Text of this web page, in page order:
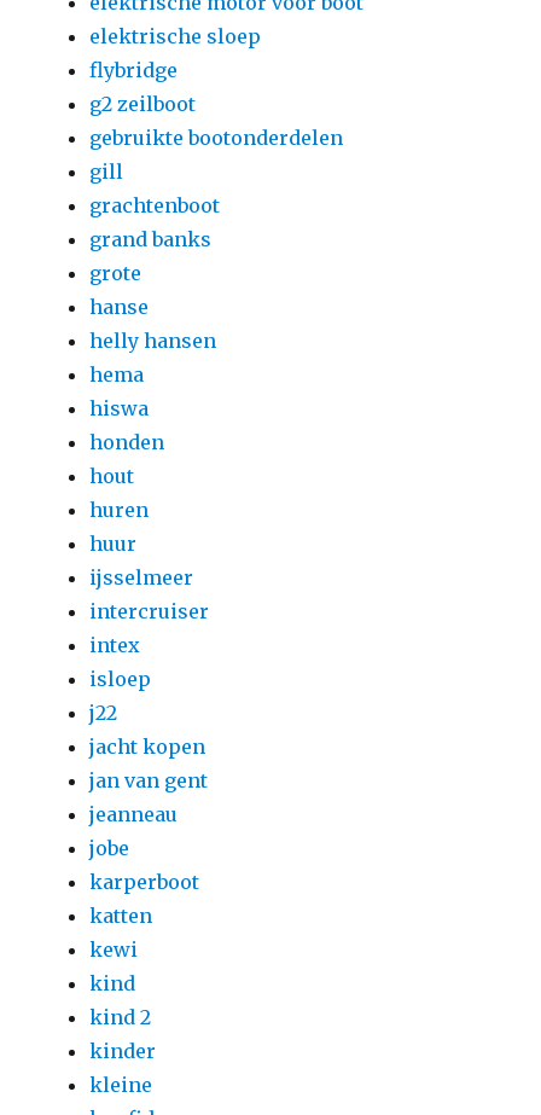
elektrische sloep
flybridge
g2 zeilboot
gebruikte bootonderdelen
gill
grachtenboot
grand banks
grote
hanse
helly hansen
hema
hiswa
honden
hout
huren
huur
ijsselmeer
intercruiser
intex
isloep
j22
jacht kopen
jan van gent
jeanneau
jobe
karperboot
katten
kewi
kind
kind 2
kinder
kleine